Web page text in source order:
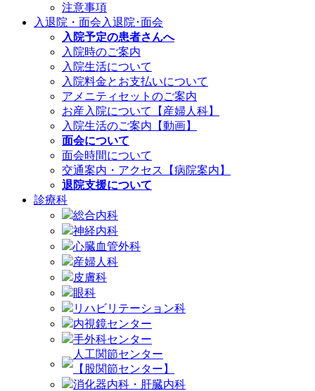
注意事項
入退院・面会 入退院･面会
入院予定の患者さんへ
入院時のご案内
入院生活について
入院料金とお支払いについて
アメニティセットのご案内
お産入院について【産婦人科】
入院生活のご案内【動画】
面会について
面会時間について
交通案内・アクセス【病院案内】
退院支援について
診療科
総合内科
神経内科
心臓血管外科
産婦人科
皮膚科
眼科
リハビリテーション科
内視鏡センター
手外科センター
人工関節センター
【股関節センター】
消化器内科・肝臓内科